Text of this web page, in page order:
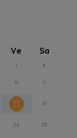
Ve Sa
3 4
10 11
17 18
24 25